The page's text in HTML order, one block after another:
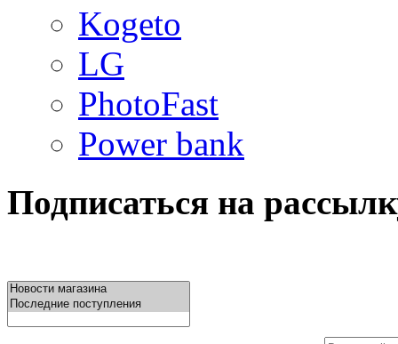
Kogeto
LG
PhotoFast
Power bank
Подписаться на